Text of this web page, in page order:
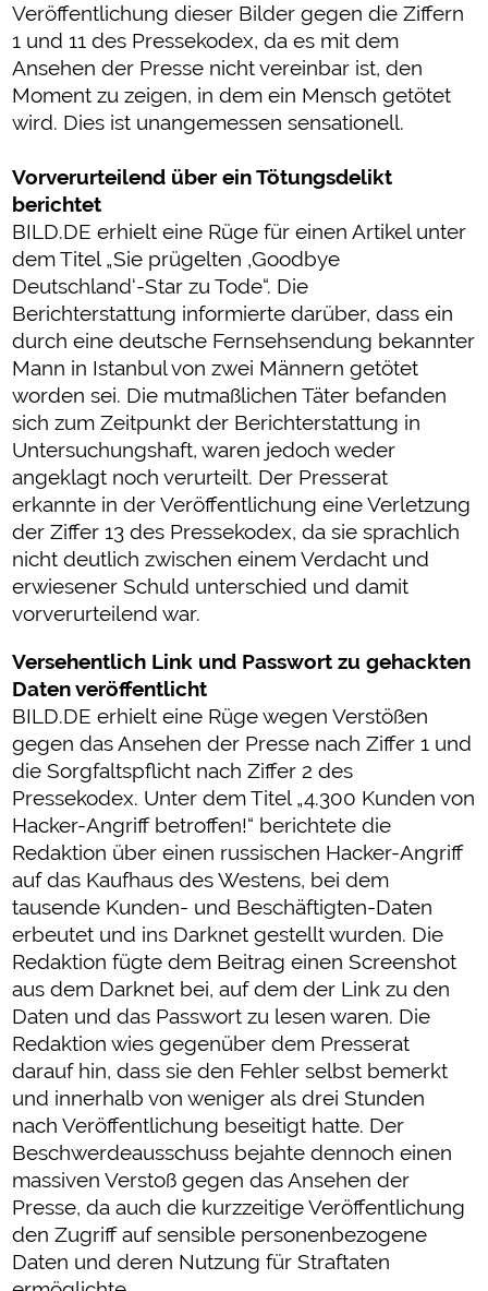
Veröffentlichung dieser Bilder gegen die Ziffern
1 und 11 des Pressekodex, da es mit dem
Ansehen der Presse nicht vereinbar ist, den
Moment zu zeigen, in dem ein Mensch getötet
wird. Dies ist unangemessen sensationell.
Vorverurteilend über ein Tötungsdelikt
berichtet
BILD.DE erhielt eine Rüge für einen Artikel unter
dem Titel „Sie prügelten ‚Goodbye
Deutschland‘-Star zu Tode“. Die
Berichterstattung informierte darüber, dass ein
durch eine deutsche Fernsehsendung bekannter
Mann in Istanbul von zwei Männern getötet
worden sei. Die mutmaßlichen Täter befanden
sich zum Zeitpunkt der Berichterstattung in
Untersuchungshaft, waren jedoch weder
angeklagt noch verurteilt. Der Presserat
erkannte in der Veröffentlichung eine Verletzung
der Ziffer 13 des Pressekodex, da sie sprachlich
nicht deutlich zwischen einem Verdacht und
erwiesener Schuld unterschied und damit
vorverurteilend war.
Versehentlich Link und Passwort zu gehackten
Daten veröffentlicht
BILD.DE erhielt eine Rüge wegen Verstößen
gegen das Ansehen der Presse nach Ziffer 1 und
die Sorgfaltspflicht nach Ziffer 2 des
Pressekodex. Unter dem Titel „4.300 Kunden von
Hacker-Angriff betroffen!“ berichtete die
Redaktion über einen russischen Hacker-Angriff
auf das Kaufhaus des Westens, bei dem
tausende Kunden- und Beschäftigten-Daten
erbeutet und ins Darknet gestellt wurden. Die
Redaktion fügte dem Beitrag einen Screenshot
aus dem Darknet bei, auf dem der Link zu den
Daten und das Passwort zu lesen waren. Die
Redaktion wies gegenüber dem Presserat
darauf hin, dass sie den Fehler selbst bemerkt
und innerhalb von weniger als drei Stunden
nach Veröffentlichung beseitigt hatte. Der
Beschwerdeausschuss bejahte dennoch einen
massiven Verstoß gegen das Ansehen der
Presse, da auch die kurzzeitige Veröffentlichung
den Zugriff auf sensible personenbezogene
Daten und deren Nutzung für Straftaten